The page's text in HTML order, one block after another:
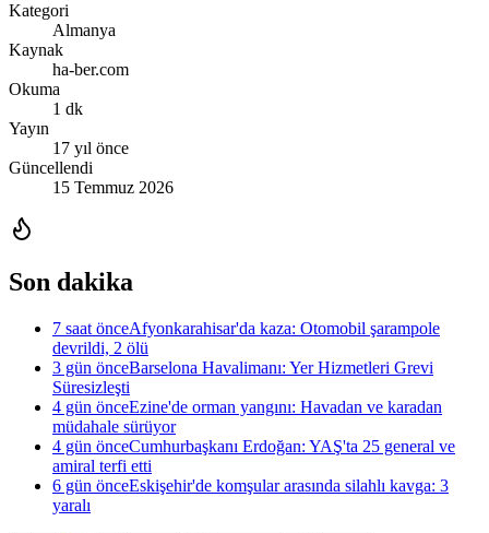
Kategori
Almanya
Kaynak
ha-ber.com
Okuma
1 dk
Yayın
17 yıl önce
Güncellendi
15 Temmuz 2026
Son dakika
7 saat önceAfyonkarahisar'da kaza: Otomobil şarampole
devrildi, 2 ölü
3 gün önceBarselona Havalimanı: Yer Hizmetleri Grevi
Süresizleşti
4 gün önceEzine'de orman yangını: Havadan ve karadan
müdahale sürüyor
4 gün önceCumhurbaşkanı Erdoğan: YAŞ'ta 25 general ve
amiral terfi etti
6 gün önceEskişehir'de komşular arasında silahlı kavga: 3
yaralı